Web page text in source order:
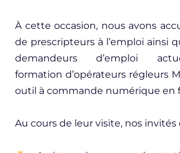
À cette occasion, nous avons
de prescripteurs à l’emploi ainsi
demandeurs d’emploi
formation d’opérateurs régleurs
outil à commande numérique en
Au cours de leur visite, nos invités